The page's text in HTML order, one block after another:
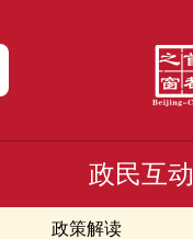
政策解读
政民互动